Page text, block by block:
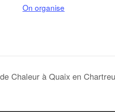
On organise
Chaleur à Quaix en